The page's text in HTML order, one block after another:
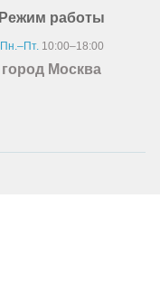
Режим работы
Пн.–Пт.10:00–18:00
город Москва